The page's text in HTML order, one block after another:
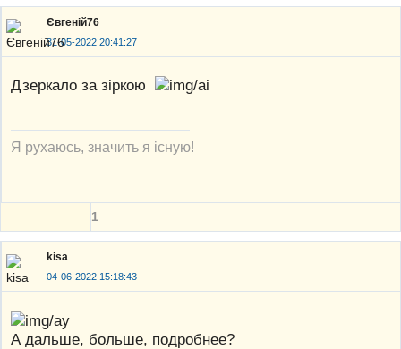
Євгеній76
31-05-2022 20:41:27
Дзеркало за зіркою
Я рухаюсь, значить я існую!
1
kisa
04-06-2022 15:18:43
А дальше, больше, подробнее?